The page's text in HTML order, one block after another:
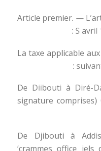
Article premier. —
S avril
La taxe applicable
De Diibouti à Diré-
signature
De Djibouti à
‘crammes office iels